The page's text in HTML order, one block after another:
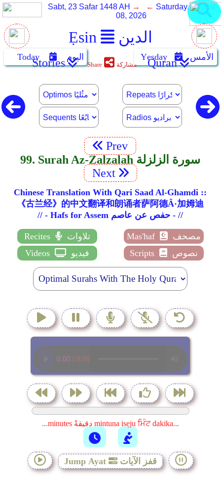
Ẹsin الدين
Sabt, 23 Safar 1448 AH → ← Saturday, August
08, 2026
Today اليوم Yẹsday الأمس Stories Share مشاركة Quran
Prev
99. Surah Az-Zalzalah سورة الزلزلة
Next
Chinese Translation With Qari Saad Al-Ghamdi ::
《古兰经》的中文翻译和朗诵者萨阿德Â·加姆迪
// - Hafs for Assem حفص عن عاصم - //
Recites تلاوات Mas'haf
مصحف
Videos
فيديو Scripts نصوص
...minutes دقيقةً mintuna isẹju ਮਿੰਟ dakika...
Jump Ayat قفز الآيات